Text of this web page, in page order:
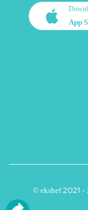
App
© ekshef 2021